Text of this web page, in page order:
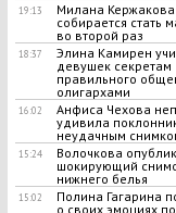
19:13
Милана Кержакова
собирается стать
во второй раз
18:37
Элина Камирен
девушек секретам
правильного
олигархами
16:02
Анфиса Чехова
удивила
неудачным
15:24
Волочкова
шокирующий
нижнего белья
15:02
Полина Гагарина
о своих эмоциях